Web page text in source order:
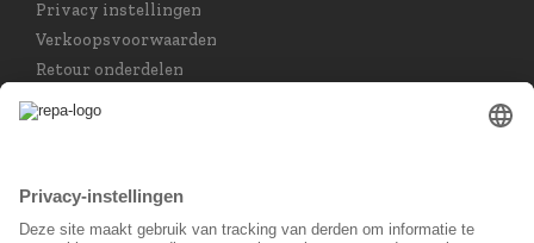
Privacy instellingen
Verkoopsvoorwaarden
Retour onderdelen
Nederlands